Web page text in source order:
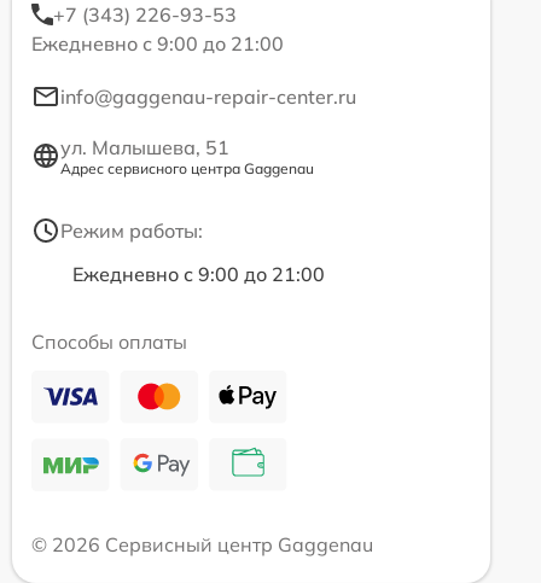
+7 (343) 226-93-53
Ежедневно с 9:00 до 21:00
info@gaggenau-repair-center.ru
ул. Малышева, 51
Адрес сервисного центра Gaggenau
Режим работы:
Ежедневно с 9:00 до 21:00
Способы оплаты
© 2026 Сервисный центр Gaggenau